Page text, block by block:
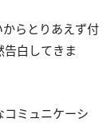
らとりあえず付
白してきま
ミュニケーシ